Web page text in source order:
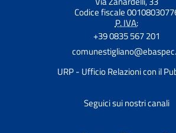
Codice fiscale
P. IVA:
+39 0835 567 201
URP - Ufficio Relazioni con il
Seguici sui nostri canali